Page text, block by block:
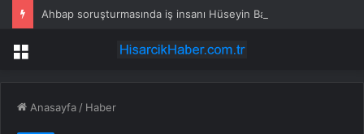
Menü
Anasayfa / Haber